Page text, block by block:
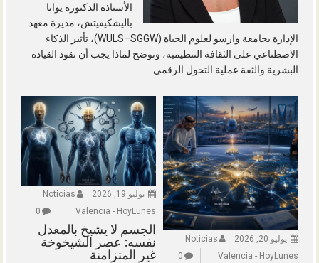
الأستاذة الدكتورة يوانا
باليشكيفيتش، مديرة معهد
الإدارة بجامعة وارسو لعلوم الحياة (WULS–SGGW)، تأثير الذكاء
الاصطناعي على الثقافة التنظيمية، وتوضح لماذا يجب أن تقود القيادة
البشرية والثقة عملية التحول الرقمي.
يوليو 20, 2026
Noticias
Valencia - HoyLunes
0
يوليو 19, 2026
Noticias
Valencia - HoyLunes
0
الجسم لا يشيخ بالمعدل
نفسه: عصر الشيخوخة
غير المتزامنة